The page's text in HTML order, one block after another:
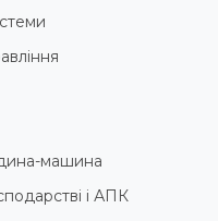
машина
і АПК